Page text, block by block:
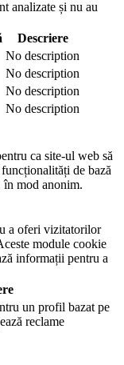
analizate și nu au
Descriere
No description
No description
No description
No description
ca site-ul web să
de bază
în mod anonim.
a oferi vizitatorilor
module cookie
informații pentru a
un profil bazat pe
reclame